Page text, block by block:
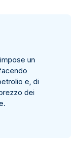
un
e, di
dei